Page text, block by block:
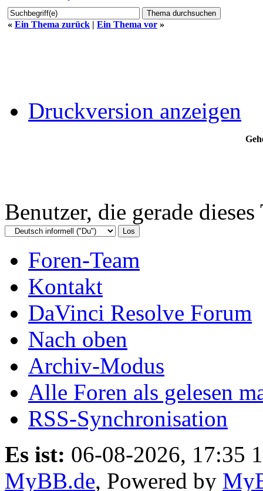
« Ein Thema zurück | Ein Thema vor »
Druckversion anzeigen
Benutzer, die gerade
Foren-Team
Kontakt
DaVinci Resolve Forum
Nach oben
Archiv-Modus
Alle Foren als gelesen
RSS-Synchronisation
Es ist: 06-08-2026, 17:35
MyBB.de, Powered by